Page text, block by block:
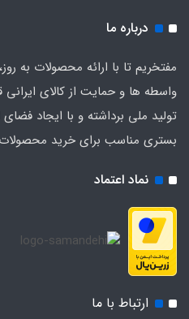
نماد اعتماد
درباره ما
مفتخریم تا با ارائه محصولات به
واسطه ها و حمایت از کالای
تولید ملی برداشته و با ایجاد
بستری مناسب برای خرید
ارتباط با ما